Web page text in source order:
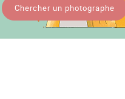
Chercher un photographe